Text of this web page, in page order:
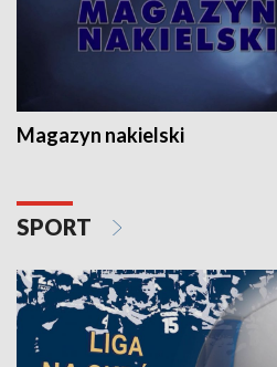
Magazyn nakielski
SPORT